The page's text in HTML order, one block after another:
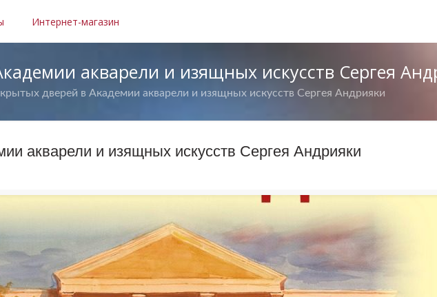
Интернет-магазин
акварели и изящных искусств Сергея
дверей в Академии акварели и изящных искусств Сергея Андрияки
акварели и изящных искусств Сергея Андрияки